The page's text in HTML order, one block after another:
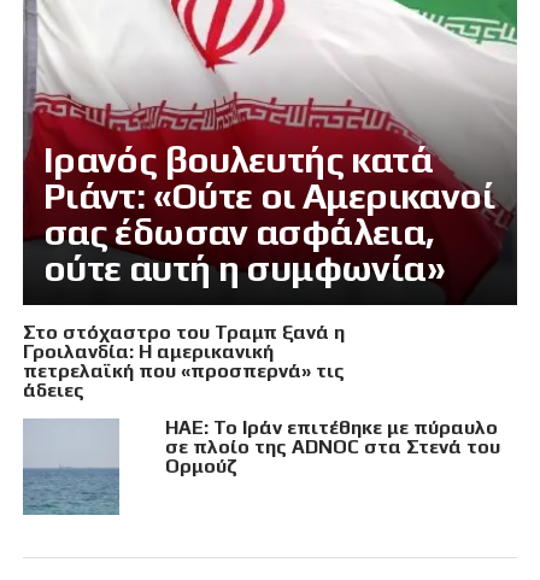
Ιρανός βουλευτής κατά
Ριάντ: «Ούτε οι Αμερικανοί
σας έδωσαν ασφάλεια,
ούτε αυτή η συμφωνία»
Στο στόχαστρο του Τραμπ ξανά η
Γροιλανδία: Η αμερικανική
πετρελαϊκή που «προσπερνά» τις
άδειες
ΗΑΕ: Το Ιράν επιτέθηκε με πύραυλο
σε πλοίο της ADNOC στα Στενά του
Ορμούζ